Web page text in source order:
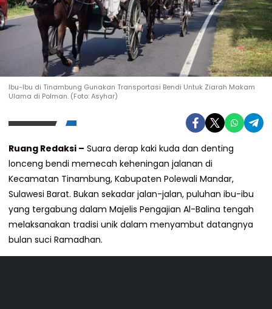
Ibu-Ibu di Tinambung Gunakan Transportasi Bendi Untuk Ziarah Makam
Ulama di Polman. (Foto: Asyhar)
Ruang Redaksi – Suara derap kaki kuda dan denting
lonceng bendi memecah keheningan jalanan di
Kecamatan Tinambung, Kabupaten Polewali Mandar,
Sulawesi Barat. Bukan sekadar jalan-jalan, puluhan ibu-ibu
yang tergabung dalam Majelis Pengajian Al-Balina tengah
melaksanakan tradisi unik dalam menyambut datangnya
bulan suci Ramadhan.